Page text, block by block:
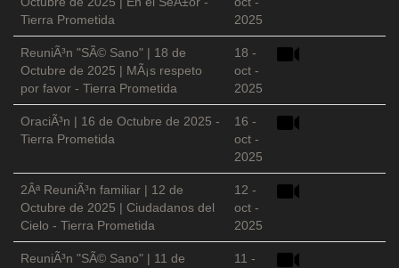
Tierra Prometida
2025
ReuniÃ³n "SÃ© Sano" | 18 de
Octubre de 2025 | MÃ¡s respeto
por favor - Tierra Prometida
18 -
oct -
2025
OraciÃ³n | 16 de Octubre de 2025 -
Tierra Prometida
16 -
oct -
2025
2Âª ReuniÃ³n familiar | 12 de
Octubre de 2025 | Ciudadanos del
Cielo - Tierra Prometida
12 -
oct -
2025
ReuniÃ³n "SÃ© Sano" | 11 de
11 -